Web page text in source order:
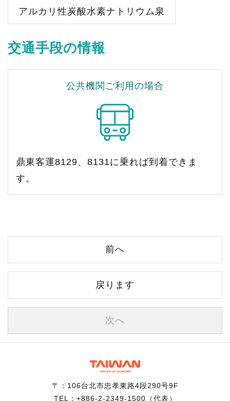
アルカリ性炭酸水素ナトリウム泉
交通手段の情報
公共機関ご利用の場合
鼎東客運8129、8131に乗れば到着できま
す。
前へ
戻ります
次へ
〒：106台北市忠孝東路4段290号9F
TEL：+886-2-2349-1500（代表）